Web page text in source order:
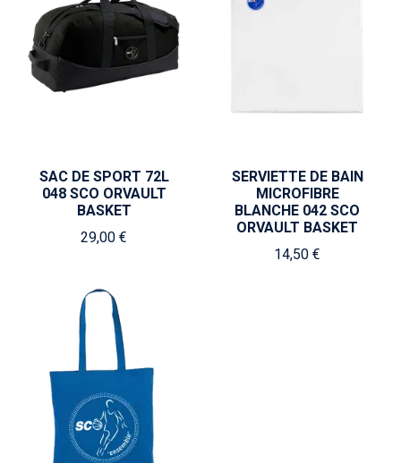
SAC DE SPORT 72L
048 SCO ORVAULT
BASKET
29,00 €
SERVIETTE DE BAIN
MICROFIBRE
BLANCHE 042 SCO
ORVAULT BASKET
14,50 €